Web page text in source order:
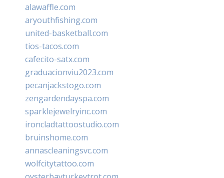
alawaffle.com
aryouthfishing.com
united-basketball.com
tios-tacos.com
cafecito-satx.com
graduacionviu2023.com
pecanjackstogo.com
zengardendayspa.com
sparklejewelryinc.com
ironcladtattoostudio.com
bruinshome.com
annascleaningsvc.com
wolfcitytattoo.com